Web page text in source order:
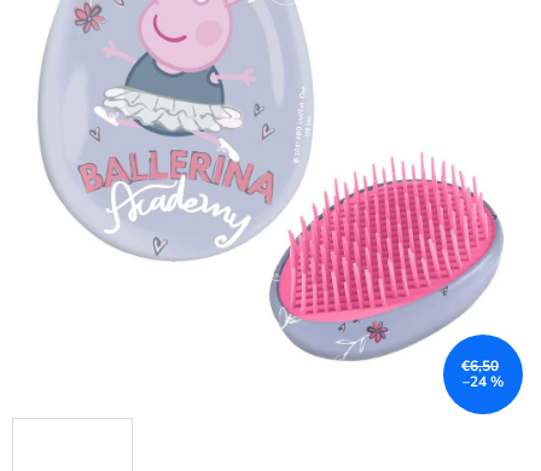
hviezdičiek.
€6,50
–24 %